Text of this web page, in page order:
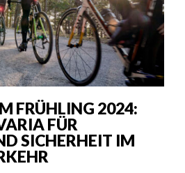
FRÜHLING 2024:
FÜR
SICHERHEIT IM